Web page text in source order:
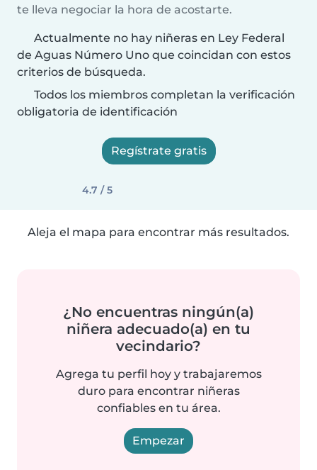
te lleva negociar la hora de acostarte.
Actualmente no hay niñeras en Ley Federal
de Aguas Número Uno que coincidan con estos
criterios de búsqueda.
Todos los miembros completan la verificación
obligatoria de identificación
Regístrate gratis
4.7 / 5
Aleja el mapa para encontrar más resultados.
¿No encuentras ningún(a)
niñera adecuado(a) en tu
vecindario?
Agrega tu perfil hoy y trabajaremos
duro para encontrar niñeras
confiables en tu área.
Empezar